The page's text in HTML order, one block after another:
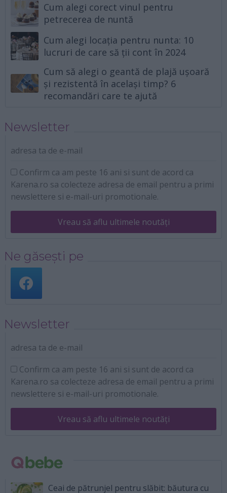
Cum alegi corect vinul pentru
petrecerea de nuntă
Cum alegi locația pentru nunta: 10
lucruri de care să ții cont în 2024
Cum să alegi o geantă de plajă ușoară
și rezistentă în același timp? 6
recomandări care te ajută
Newsletter
adresa ta de e-mail
Confirm ca am peste 16 ani si sunt de acord ca
Karena.ro sa colecteze adresa de email pentru a primi
newslettere si e-mail-uri promotionale.
Vreau să aflu ultimele noutăți
Ne găsești pe
Newsletter
adresa ta de e-mail
Confirm ca am peste 16 ani si sunt de acord ca
Karena.ro sa colecteze adresa de email pentru a primi
newslettere si e-mail-uri promotionale.
Vreau să aflu ultimele noutăți
Ceai de pătrunjel pentru slăbit: băutura cu